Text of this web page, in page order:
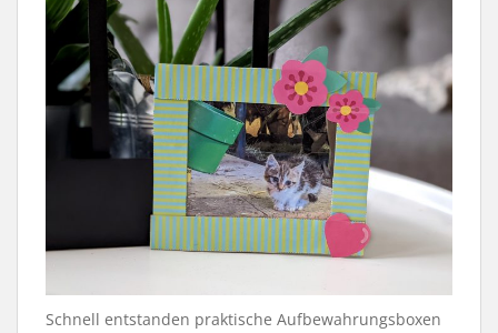
Schnell entstanden praktische Aufbewahrungsboxen